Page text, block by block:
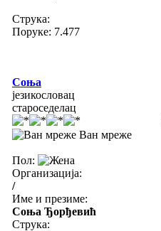
Струка:
Поруке: 7.477
Соња
језикословац
староседелац
Ван мреже
Пол:
Организација:
/
Име и презиме:
Соња Ђорђевић
Струка: